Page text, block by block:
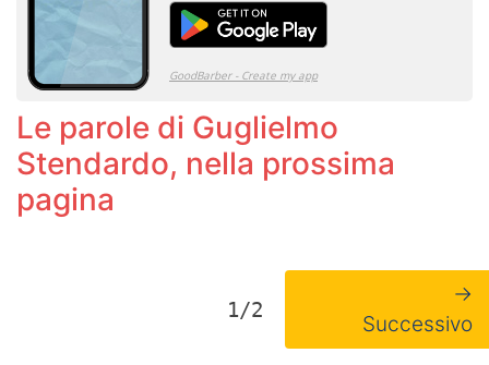
Le parole di Guglielmo
Stendardo, nella prossima
pagina
1/2
→
Successivo